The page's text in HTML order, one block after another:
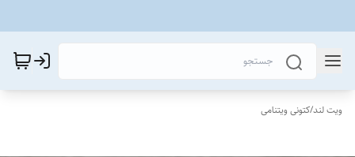
ویت لند/کتونی ویتنامی